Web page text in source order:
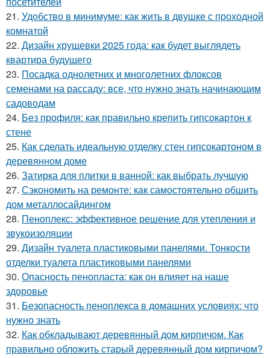
21. Удобство в минимуме: как жить в двушке с проходной
комнатой
22. Дизайн хрущевки 2025 года: как будет выглядеть
квартира будущего
23. Посадка однолетних и многолетних флоксов
семенами на рассаду: все, что нужно знать начинающим
садоводам
24. Без профиля: как правильно крепить гипсокартон к
стене
25. Как сделать идеальную отделку стен гипсокартоном в
деревянном доме
26. Затирка для плитки в ванной: как выбрать лучшую
27. Сэкономить на ремонте: как самостоятельно обшить
дом металлосайдингом
28. Пеноплекс: эффективное решение для утепления и
звукоизоляции
29. Дизайн туалета пластиковыми панелями. Тонкости
отделки туалета пластиковыми панелями
30. Опасность пенопласта: как он влияет на наше
здоровье
31. Безопасность пеноплекса в домашних условиях: что
нужно знать
32. Как обкладывают деревянный дом кирпичом. Как
правильно обложить старый деревянный дом кирпичом?